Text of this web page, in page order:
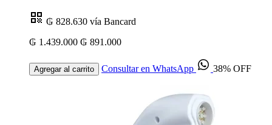
₲ 828.630 vía Bancard
₲ 1.439.000 ₲ 891.000
Agregar al carrito Consultar en WhatsApp 38% OFF